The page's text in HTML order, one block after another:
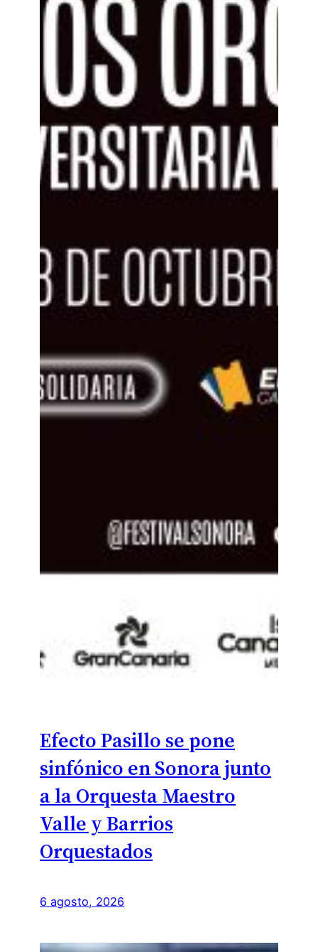
Efecto Pasillo se pone
sinfónico en Sonora junto
a la Orquesta Maestro
Valle y Barrios
Orquestados
6 agosto, 2026